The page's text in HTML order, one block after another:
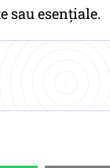
sau esențiale.